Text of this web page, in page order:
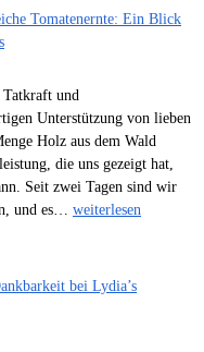
Tomatenernte: Ein Blick
Tatkraft und
Unterstützung von lieben
Holz aus dem Wald
die uns gezeigt hat,
Seit zwei Tagen sind wir
und es… Holzarbeit,
eine
reiche
weiterlesen
bei Lydia’s